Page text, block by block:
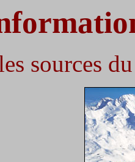
sources